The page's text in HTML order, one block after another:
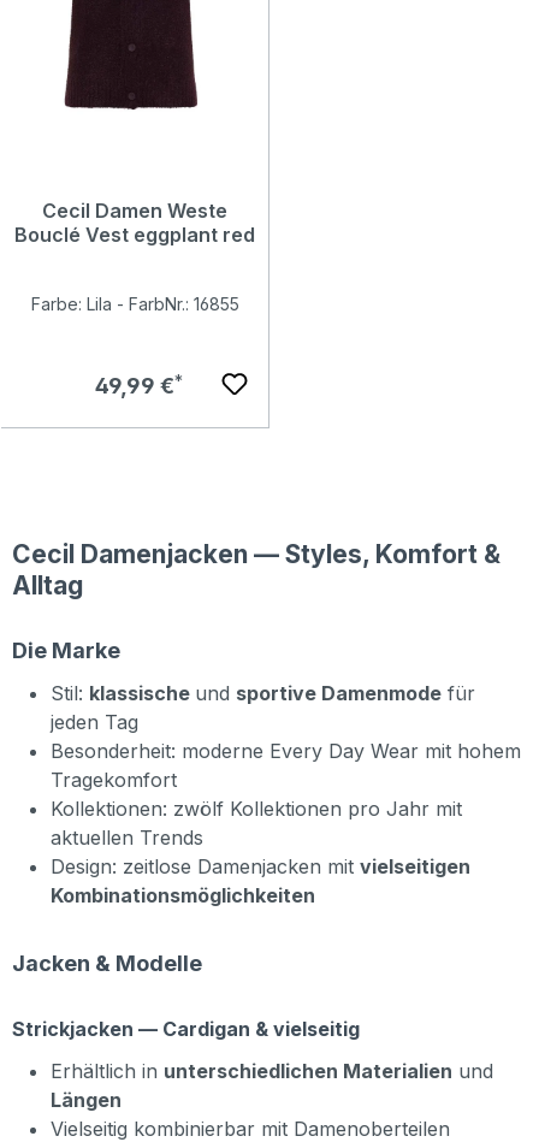
Cecil Damen Weste
Bouclé Vest eggplant red
Farbe: Lila - FarbNr.: 16855
Regulärer Preis:
49,99 €
Cecil Damenjacken — Styles, Komfort &
Alltag
Die Marke
Stil: klassische und sportive Damenmode für
jeden Tag
Besonderheit: moderne Every Day Wear mit hohem
Tragekomfort
Kollektionen: zwölf Kollektionen pro Jahr mit
aktuellen Trends
Design: zeitlose Damenjacken mit vielseitigen
Kombinationsmöglichkeiten
Jacken & Modelle
Strickjacken — Cardigan & vielseitig
Erhältlich in unterschiedlichen Materialien und
Längen
Vielseitig kombinierbar mit Damenoberteilen